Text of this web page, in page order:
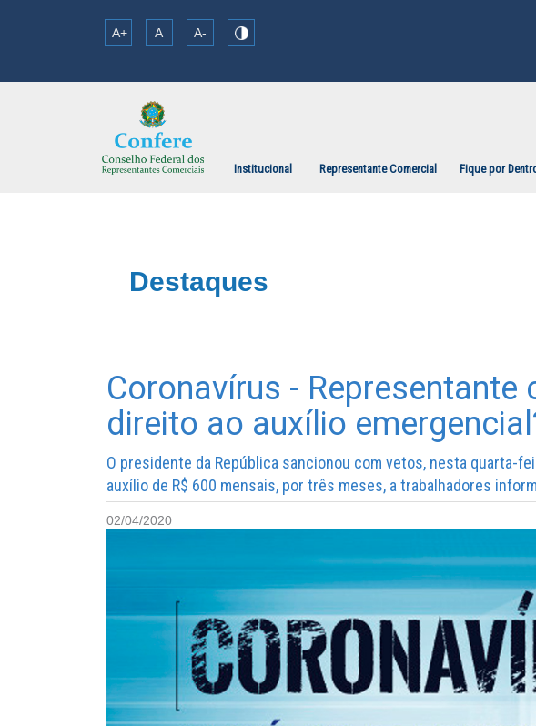
A+ A A-
Institucional Representante Comercial Fique por
Destaques
Coronavírus - Representante
direito ao auxílio
O presidente da República sancionou com vetos, nesta quarta-
auxílio de R$ 600 mensais, por três meses, a trabalhadores
02/04/2020